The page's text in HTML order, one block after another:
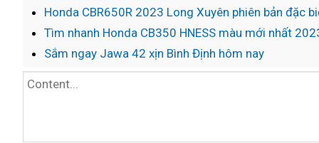
Honda CBR650R 2023 Long Xuyên phiên bản đặc
Tìm nhanh Honda CB350 HNESS màu mới nhất
Sắm ngay Jawa 42 xịn Bình Định hôm nay